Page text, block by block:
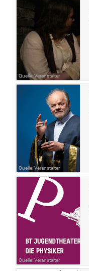
Quelle: Veranstalter
Quelle: Veranstalter
Quelle: Veranstalter